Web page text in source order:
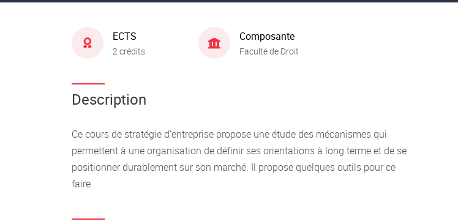
ECTS
2 crédits
Composante
Faculté de Droit
Description
Ce cours de stratégie d’entreprise propose une étude des mécanismes qui
permettent à une organisation de définir ses orientations à long terme et de se
positionner durablement sur son marché. Il propose quelques outils pour ce
faire.